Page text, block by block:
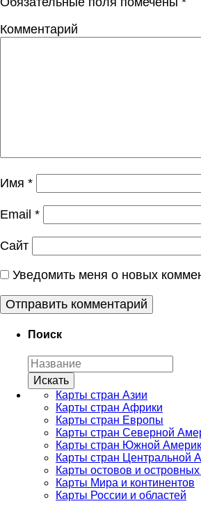
Имя *
Email *
Сайт
Уведомить меня о новых
Поиск
Карты стран Азии
Карты стран Африки
Карты стран Европы
Карты стран Северной
Карты стран Южной
Карты стран Центральной
Карты остовов и островных
Карты Мира и континентов
Карты России и областей